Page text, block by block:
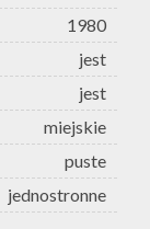
1980
jest
jest
miejskie
puste
jednostronne